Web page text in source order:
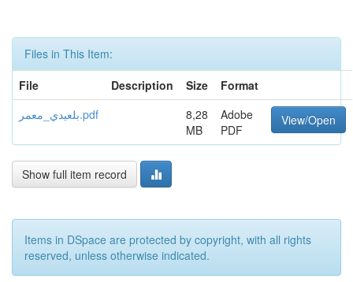
Files in This Item:
File
Description Size
Format
بلعيدي_معمر.pdf
8,28
MB
Adobe
PDF
View/Open
Show full item record
Items in DSpace are protected by copyright, with all rights
reserved, unless otherwise indicated.